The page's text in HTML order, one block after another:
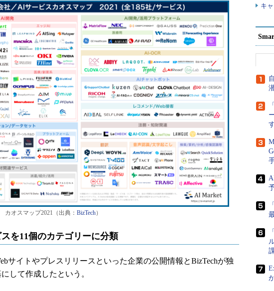
オスマップ2021（出典： BizTech）
を11個のカテゴリーに分類
サイトやプレスリリースといった企業の公開情報とBizTechが独
して作成したという。
キ